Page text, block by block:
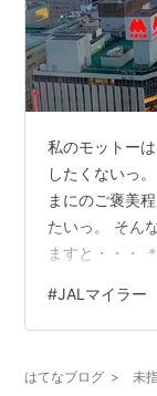
私のモットー
したくないっ
まにのご褒美
たいっ。 そん
ますと・・・
JGC 3年目✈️(3
き(出張も含め
陸) ＊遠距離恋
#JALマイラー
はてなブログ > 未